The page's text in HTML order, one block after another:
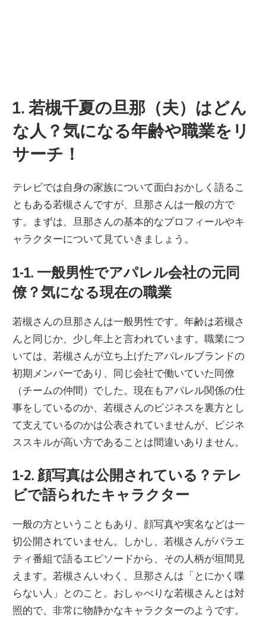
1. 若槻千夏の旦那（夫）はどん
な人？気になる年齢や職業をリ
サーチ！
テレビでは自身の家族について面白おかしく語るこ
ともある若槻さんですが、旦那さんは一般の方で
す。まずは、旦那さんの基本的なプロフィールやキ
ャラクターについて見ていきましょう。
1-1. 一般男性でアパレル会社の元同
僚？気になる現在の職業
若槻さんの旦那さんは一般男性です。年齢は若槻さ
んと同じか、少し年上と言われています。職業につ
いては、若槻さんが立ち上げたアパレルブランドの
初期メンバーであり、同じ会社で働いていた同僚
（チームの仲間）でした。現在もアパレル関係の仕
事をしているのか、若槻さんのビジネスを裏方とし
て支えているのかは公表されていませんが、ビジネ
ススキルが高い方であることは間違いありません。
1-2. 顔写真は公開されている？テレ
ビで語られたキャラクター
一般の方ということもあり、顔写真や実名などは一
切公開されていません。しかし、若槻さんがバラエ
ティ番組で語るエピソードから、その人柄が垣間見
えます。若槻さんいわく、旦那さんは「とにかく喋
らない人」とのこと。おしゃべりな若槻さんとは対
照的で、非常に物静かなキャラクターのようです。